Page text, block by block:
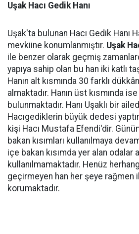
Uşak Hacı Gedik Hanı
Uşak'ta bulunan Hacı Gedik Hanı
mevkiine konumlanmıştır. Uşak
ile benzer olarak geçmiş
yapıya sahip olan bu han iki katlı
Hanın alt kısmında 30 farklı
almaktadır. Hanın üst kısmında
bulunmaktadır. Hanı Uşaklı bir
Hacıgediklerin büyük dedesi
kişi Hacı Mustafa Efendi'dir.
bakan kısımları kullanılmaya
içe bakan kısımda yer alan odalar
kullanılmamaktadır. Henüz
geçirmeyen han her şeye rağmen
korumaktadır.